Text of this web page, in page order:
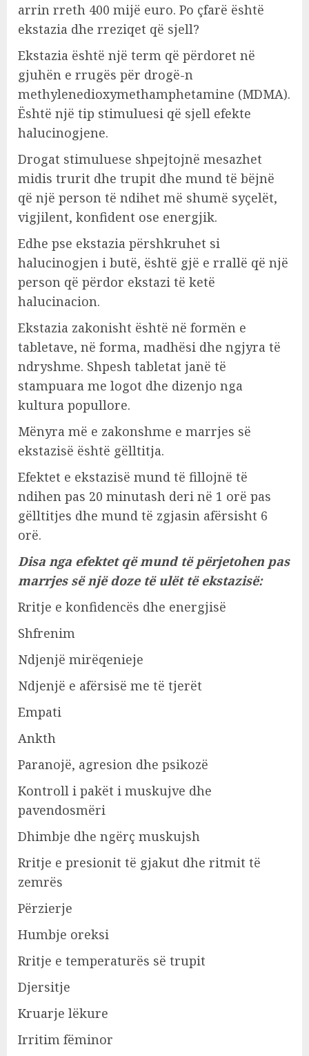
arrin rreth 400 mijë euro. Po çfarë është
ekstazia dhe rreziqet që sjell?
Ekstazia është një term që përdoret në
gjuhën e rrugës për drogë-n
methylenedioxymethamphetamine (MDMA).
Është një tip stimuluesi që sjell efekte
halucinogjene.
Drogat stimuluese shpejtojnë mesazhet
midis trurit dhe trupit dhe mund të bëjnë
që një person të ndihet më shumë syçelët,
vigjilent, konfident ose energjik.
Edhe pse ekstazia përshkruhet si
halucinogjen i butë, është gjë e rrallë që një
person që përdor ekstazi të ketë
halucinacion.
Ekstazia zakonisht është në formën e
tabletave, në forma, madhësi dhe ngjyra të
ndryshme. Shpesh tabletat janë të
stampuara me logot dhe dizenjo nga
kultura popullore.
Mënyra më e zakonshme e marrjes së
ekstazisë është gëlltitja.
Efektet e ekstazisë mund të fillojnë të
ndihen pas 20 minutash deri në 1 orë pas
gëlltitjes dhe mund të zgjasin afërsisht 6
orë.
Disa nga efektet që mund të përjetohen pas
marrjes së një doze të ulët të ekstazisë:
Rritje e konfidencës dhe energjisë
Shfrenim
Ndjenjë mirëqenieje
Ndjenjë e afërsisë me të tjerët
Empati
Ankth
Paranojë, agresion dhe psikozë
Kontroll i pakët i muskujve dhe
pavendosmëri
Dhimbje dhe ngërç muskujsh
Rritje e presionit të gjakut dhe ritmit të
zemrës
Përzierje
Humbje oreksi
Rritje e temperaturës së trupit
Djersitje
Kruarje lëkure
Irritim fëminor